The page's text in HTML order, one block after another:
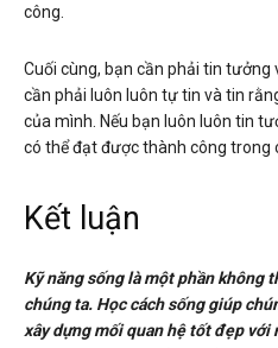
công.
Cuối cùng, bạn cần phải tin tưởng
cần phải luôn luôn tự tin và tin
của mình. Nếu bạn luôn luôn tin
có thể đạt được thành công trong
Kết luận
Kỹ năng sống là một phần không
chúng ta. Học cách sống giúp
xây dựng mối quan hệ tốt đẹp với